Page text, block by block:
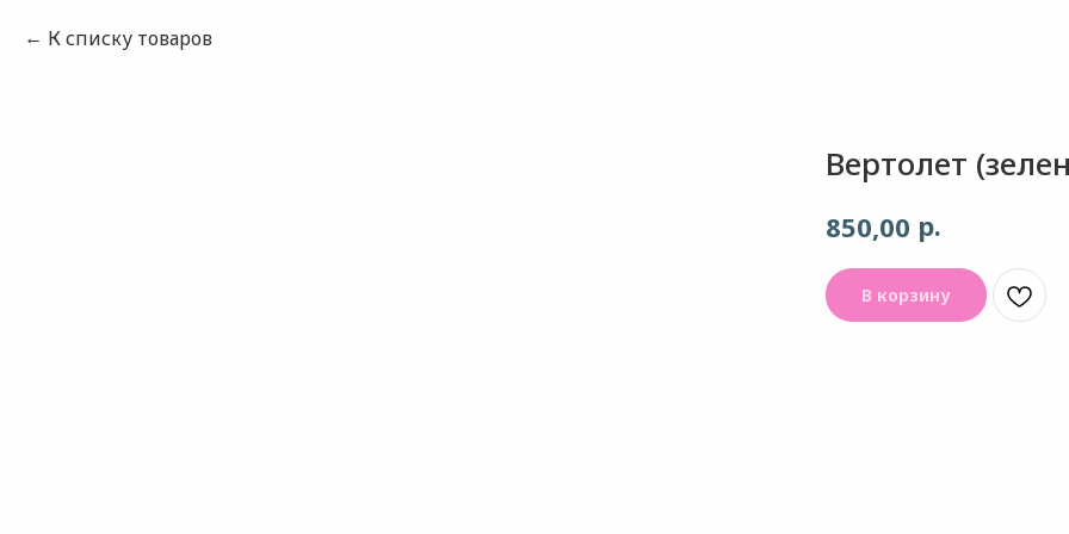
К списку товаров
Вертолет
850,00 р.
В корзину